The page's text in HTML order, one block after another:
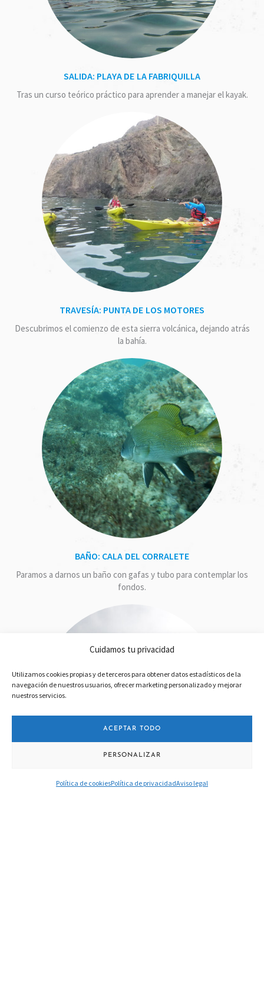
Cuidamos tu privacidad
Utilizamos cookies propias y de terceros para obtener datos estadísticos de la
navegación de nuestros usuarios, ofrecer marketing personalizado y mejorar
nuestros servicios.
ACEPTAR TODO
PERSONALIZAR
Política de cookiesPolítica de privacidadAviso legal
SALIDA: PLAYA DE LA FABRIQUILLA
Tras un curso teórico práctico para aprender a manejar el kayak.
TRAVESÍA: PUNTA DE LOS MOTORES
Descubrimos el comienzo de esta sierra volcánica, dejando atrás
la bahía.
BAÑO: CALA DEL CORRALETE
Paramos a darnos un baño con gafas y tubo para contemplar los
fondos.